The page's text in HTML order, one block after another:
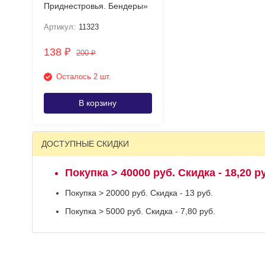
Приднестровья. Бендеры»
Артикул: 11323
138 ₽ 200₽
Осталось 2 шт.
В корзину
ДОСТУПНЫЕ СКИДКИ
Покупка > 40000 руб. Скидка - 18,20
Покупка > 20000 руб. Скидка - 13 руб.
Покупка > 5000 руб. Скидка - 7,80 руб.